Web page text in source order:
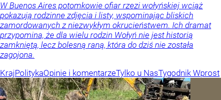
W Buenos Aires potomkowie ofiar rzezi wołyńskiej wciąż
pokazują rodzinne zdjęcia i listy, wspominając bliskich
zamordowanych z niezwykłym okrucieństwem. Ich dramat
przypomina, że dla wielu rodzin Wołyń nie jest historią
zamkniętą, lecz bolesną raną, która do dziś nie została
zagojona.
KrajPolitykaOpinie i komentarzeTylko u NasTygodnik Wprost